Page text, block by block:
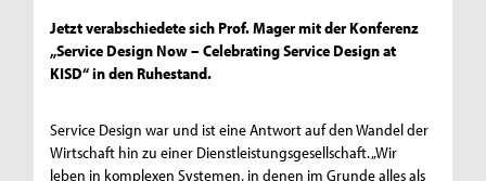
Jetzt verabschiedete sich Prof. Mager mit der Konferenz
„Service Design Now – Celebrating Service Design at
KISD“ in den Ruhestand.
Service Design war und ist eine Antwort auf den Wandel der
Wirtschaft hin zu einer Dienstleistungsgesellschaft. „Wir
leben in komplexen Systemen, in denen im Grunde alles als